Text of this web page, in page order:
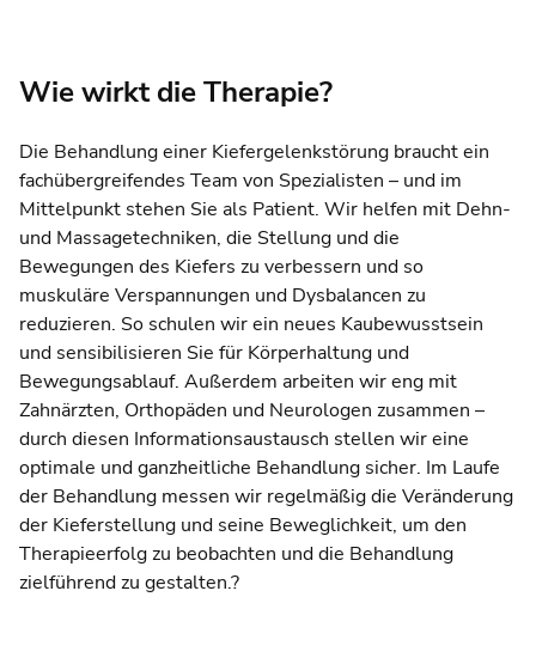
Wie wirkt die Therapie?
Die Behandlung einer Kiefergelenkstörung braucht ein
fachübergreifendes Team von Spezialisten – und im
Mittelpunkt stehen Sie als Patient. Wir helfen mit Dehn-
und Massagetechniken, die Stellung und die
Bewegungen des Kiefers zu verbessern und so
muskuläre Verspannungen und Dysbalancen zu
reduzieren. So schulen wir ein neues Kaubewusstsein
und sensibilisieren Sie für Körperhaltung und
Bewegungsablauf. Außerdem arbeiten wir eng mit
Zahnärzten, Orthopäden und Neurologen zusammen –
durch diesen Informationsaustausch stellen wir eine
optimale und ganzheitliche Behandlung sicher. Im Laufe
der Behandlung messen wir regelmäßig die Veränderung
der Kieferstellung und seine Beweglichkeit, um den
Therapieerfolg zu beobachten und die Behandlung
zielführend zu gestalten.?